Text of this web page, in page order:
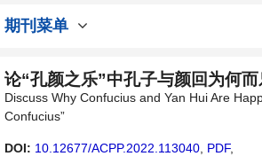
期刊菜单
论“孔颜之乐”中孔子与颜回为何而
Discuss Why Confucius and Yan Hui Are
Confucius”
DOI: 10.12677/ACPP.2022.113040 PDF,